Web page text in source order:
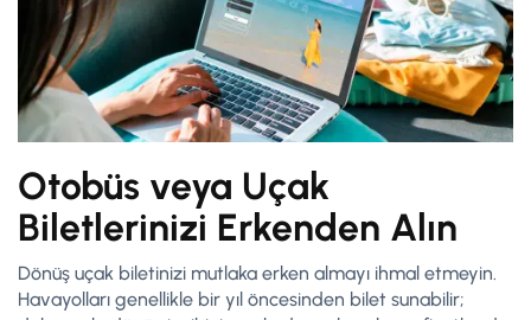
Otobüs veya Uçak
Biletlerinizi Erkenden Alın
Dönüş uçak biletinizi mutlaka erken almayı ihmal etmeyin.
Havayolları genellikle bir yıl öncesinden bilet sunabilir;